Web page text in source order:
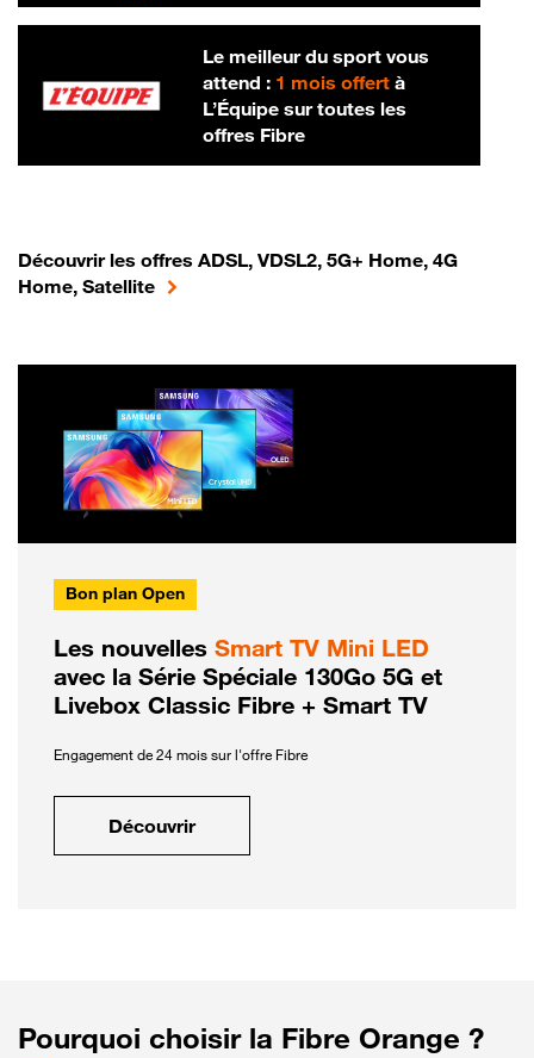
Le meilleur du sport vous
attend : 1 mois offertà
L’Équipe sur toutes les
offres Fibre
Découvrir les offres ADSL, VDSL2, 5G+ Home, 4G
Home, Satellite
Bon plan Open
Les nouvelles Smart TV Mini LED
avec la Série Spéciale 130Go 5G et
Livebox Classic Fibre + Smart TV
Engagement de 24 mois sur l'offre Fibre
Découvrir
Pourquoi choisir la Fibre Orange ?